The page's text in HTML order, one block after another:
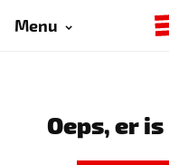
Menu
Oeps, er